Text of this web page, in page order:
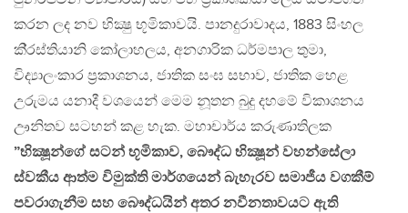
කරන ලද නව භික්‍ෂු භූමිකාවයි. පානදුරාවාදය, 1883 සිංහල
කි‍්‍රස්තියානි කෝලාහලය, අනගාරික ධර්මපාල තුමා,
විද්‍යාලංකාර ප‍්‍රකාශනය, ජාතික සංඝ සභාව, ජාතික හෙළ
උරුමය යනාදී වශයෙන් මෙම නූතන බුදු දහමේ විකාශනය
ඌනිතව සටහන් කළ හැක. මහාචාර්ය කරුණාතිලක
”භික්‍ෂූන්ගේ සටන් භූමිකාව, බෞද්ධ භික්‍ෂූන් වහන්සේලා
ස්වකීය ආත්ම විමුක්ති මාර්ගයෙන් බැහැරව සමාජීය වගකීම්
පවරාගැනීම සහ බෞද්ධයින් අතර නවීනතාවයට ඇති